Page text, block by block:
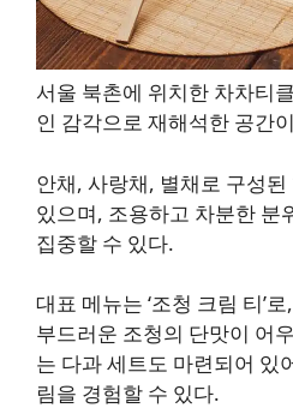
서울 북촌에 위치한 차차티
인 감각으로 재해석한 공간
안채, 사랑채, 별채로 구성
있으며, 조용하고 차분한 분
집중할 수 있다.
대표 메뉴는 ‘조청 크림 티’
부드러운 조청의 단맛이 어
는 다과 세트도 마련되어 있
림을 경험할 수 있다.